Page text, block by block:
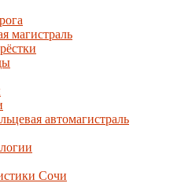
магистраль
автомагистраль
Сочи